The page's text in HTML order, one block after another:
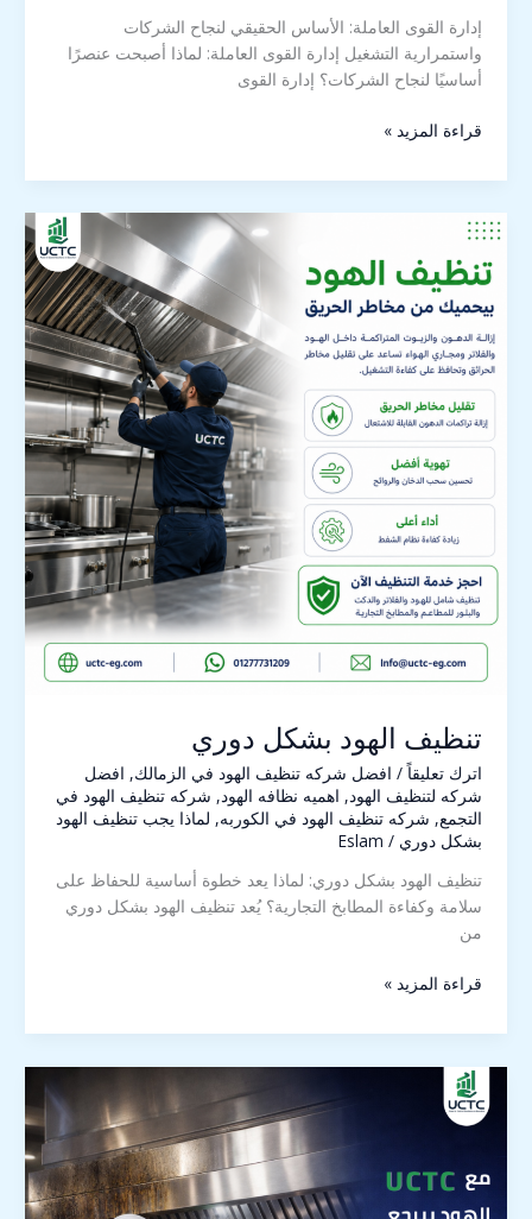
إدارة القوى العاملة: الأساس الحقيقي لنجاح الشركات
واستمرارية التشغيل إدارة القوى العاملة: لماذا أصبحت عنصرًا
أساسيًا لنجاح الشركات؟ إدارة القوى
قراءة المزيد »
تنظيف الهود بشكل دوري
اترك تعليقاً / افضل شركه تنظيف الهود في الزمالك, افضل
شركه لتنظيف الهود, اهميه نظافه الهود, شركه تنظيف الهود في
التجمع, شركه تنظيف الهود في الكوربه, لماذا يجب تنظيف الهود
بشكل دوري /
Eslam
تنظيف الهود بشكل دوري: لماذا يعد خطوة أساسية للحفاظ على
سلامة وكفاءة المطابخ التجارية؟ يُعد تنظيف الهود بشكل دوري
من
تنظيف
بشكل
دوري
قراءة المزيد »
كم
مرة
يجب
الهود1